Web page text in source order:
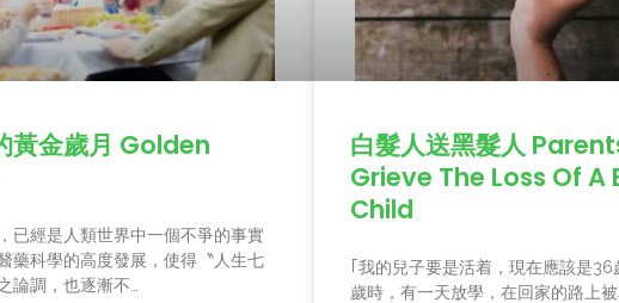
黃金歲月 Golden
已經是人類世界中一個不爭的事實
藥科學的高度發展，使得〝人生七
論調，也逐漸不…
白髮人送黑髮人
Grieve The Loss Of A
Child
｢我的兒子要是活着，現在應該是36
歲時，有一天放學，在回家的路上